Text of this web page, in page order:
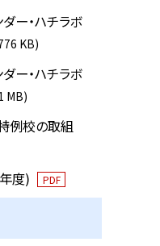
ー・ハチラボ
KB)
ー・ハチラボ
MB)
例校の取組
度) PDF